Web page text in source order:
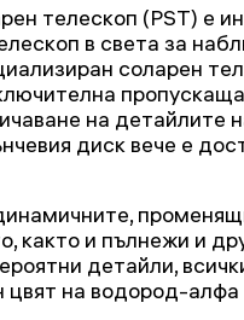
телескоп (PST) е
в света за
соларен
на детайлите
диск вече е
както и пълнежи и
детайли,
цвят на водород-